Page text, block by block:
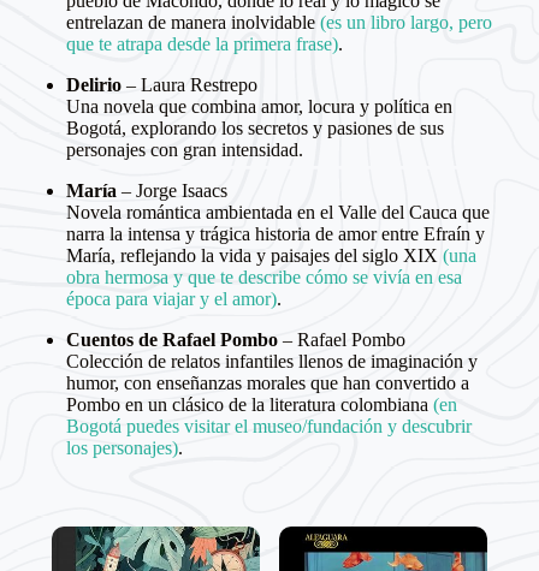
entrelazan de manera inolvidable (es un libro largo, pero
que te atrapa desde la primera frase).
Delirio– Laura Restrepo
Una novela que combina amor, locura y política en
Bogotá, explorando los secretos y pasiones de sus
personajes con gran intensidad.
María – Jorge Isaacs
Novela romántica ambientada en el Valle del Cauca que
narra la intensa y trágica historia de amor entre Efraín y
María, reflejando la vida y paisajes del siglo XIX (una
obra hermosa y que te describe cómo se vivía en esa
época para viajar y el amor).
Cuentos de Rafael Pombo– Rafael Pombo
Colección de relatos infantiles llenos de imaginación y
humor, con enseñanzas morales que han convertido a
Pombo en un clásico de la literatura colombiana (en
Bogotá puedes visitar el museo/fundación y descubrir
los personajes).